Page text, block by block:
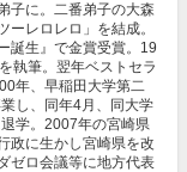
子に。二番弟子の大森
ーレロレロ」を結成。
誕生』で金賞受賞。19
執筆。翌年ベストセラ
年、早稲田大学第二
し、同年4月、同大学
学。2007年の宮崎県
政に生かし宮崎県を改
ゼロ会議等に地方代表